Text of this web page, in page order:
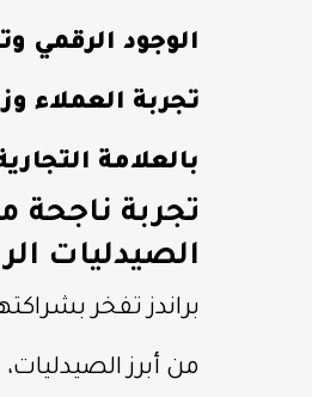
الوجود الرقمي
تجربة العملاء
بالعلامة
تجربة ناجحة
الصيدليات
براندز تفخر
من أبرز